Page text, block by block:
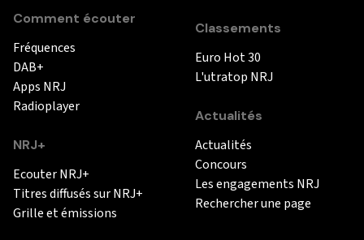
Comment écouter
Fréquences
DAB+
Apps NRJ
Radioplayer
NRJ+
Ecouter NRJ+
Titres diffusés sur NRJ+
Grille et émissions
Classements
Euro Hot 30
L'utratop NRJ
Actualités
Actualités
Concours
Les engagements NRJ
Rechercher une page